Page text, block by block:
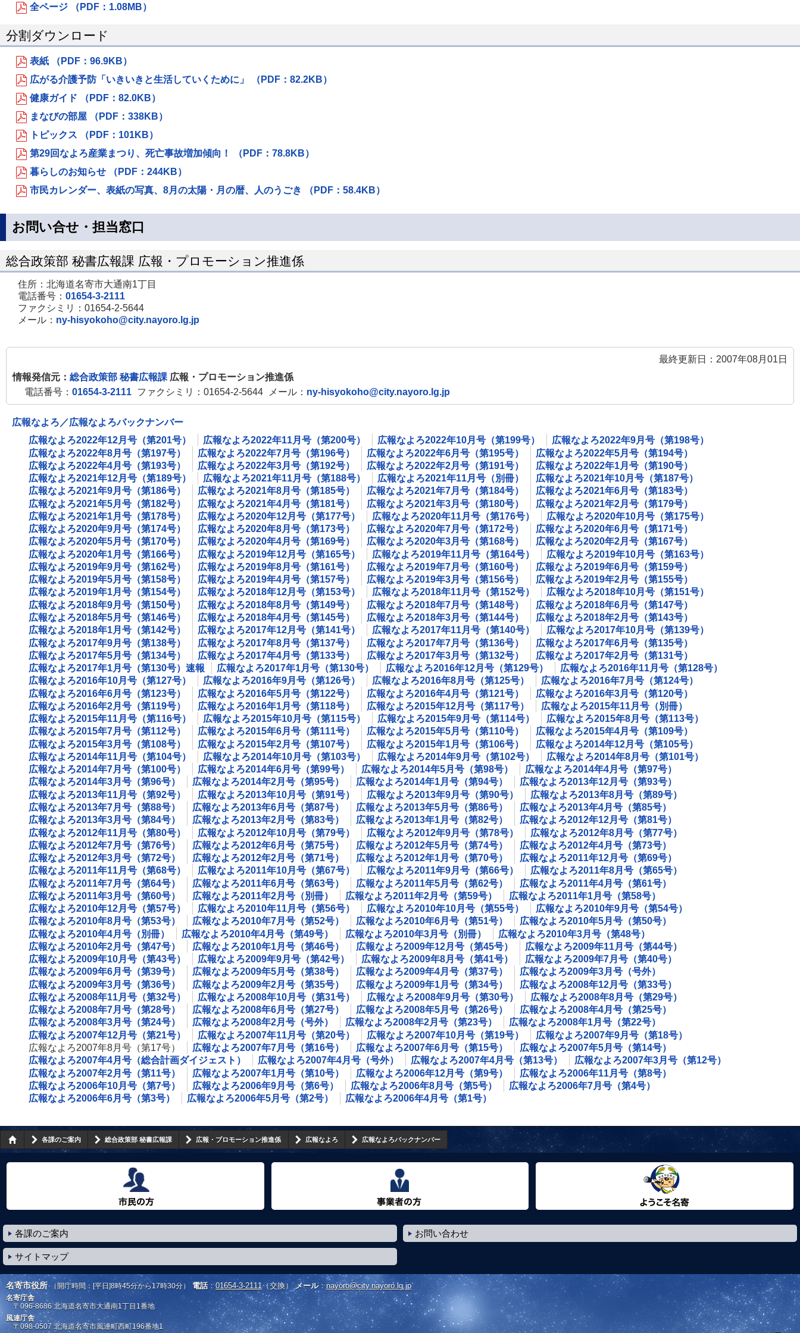
全ページ （PDF：1.08MB）
分割ダウンロード
表紙 （PDF：96.9KB）
広がる介護予防「いきいきと生活していくために」 （PDF：82.2KB）
健康ガイド （PDF：82.0KB）
まなびの部屋 （PDF：338KB）
トピックス （PDF：101KB）
第29回なよろ産業まつり、死亡事故増加傾向！ （PDF：78.8KB）
暮らしのお知らせ （PDF：244KB）
市民カレンダー、表紙の写真、8月の太陽・月の暦、人のうごき （PDF：58.4KB）
お問い合せ・担当窓口
総合政策部 秘書広報課 広報・プロモーション推進係
住所：北海道名寄市大通南1丁目
電話番号： 01654-3-2111
ファクシミリ：01654-2-5644
メール： ny-hisyokoho@city.nayoro.lg.jp
最終更新日：2007年08月01日
情報発信元： 総合政策部 秘書広報課 広報・プロモーション推進係
電話番号： 01654-3-2111 ファクシミリ：01654-2-5644 メール： ny-hisyokoho@city.nayoro.lg.jp
広報なよろ／広報なよろバックナンバー
広報なよろ2022年12月号（第201号）
広報なよろ2022年11月号（第200号） 広報なよろ2022年10月号（第199号）
広報なよろ2022年9月号（第198号）
広報なよろ2022年8月号（第197号）
広報なよろ2022年7月号（第196号） 広報なよろ2022年6月号（第195号）
広報なよろ2022年5月号（第194号）
広報なよろ2022年4月号（第193号）
広報なよろ2022年3月号（第192号） 広報なよろ2022年2月号（第191号）
広報なよろ2022年1月号（第190号）
広報なよろ2021年12月号（第189号）
広報なよろ2021年11月号（第188号） 広報なよろ2021年11月号（別冊）
広報なよろ2021年10月号（第187号）
広報なよろ2021年9月号（第186号）
広報なよろ2021年8月号（第185号） 広報なよろ2021年7月号（第184号）
広報なよろ2021年6月号（第183号）
広報なよろ2021年5月号（第182号）
広報なよろ2021年4月号（第181号） 広報なよろ2021年3月号（第180号）
広報なよろ2021年2月号（第179号）
広報なよろ2021年1月号（第178号）
広報なよろ2020年12月号（第177号） 広報なよろ2020年11月号（第176号）
広報なよろ2020年10月号（第175号）
広報なよろ2020年9月号（第174号）
広報なよろ2020年8月号（第173号） 広報なよろ2020年7月号（第172号）
広報なよろ2020年6月号（第171号）
広報なよろ2020年5月号（第170号）
広報なよろ2020年4月号（第169号） 広報なよろ2020年3月号（第168号）
広報なよろ2020年2月号（第167号）
広報なよろ2020年1月号（第166号）
広報なよろ2019年12月号（第165号） 広報なよろ2019年11月号（第164号）
広報なよろ2019年10月号（第163号）
広報なよろ2019年9月号（第162号）
広報なよろ2019年8月号（第161号） 広報なよろ2019年7月号（第160号）
広報なよろ2019年6月号（第159号）
広報なよろ2019年5月号（第158号）
広報なよろ2019年4月号（第157号） 広報なよろ2019年3月号（第156号）
広報なよろ2019年2月号（第155号）
広報なよろ2019年1月号（第154号）
広報なよろ2018年12月号（第153号） 広報なよろ2018年11月号（第152号）
広報なよろ2018年10月号（第151号）
広報なよろ2018年9月号（第150号）
広報なよろ2018年8月号（第149号） 広報なよろ2018年7月号（第148号）
広報なよろ2018年6月号（第147号）
広報なよろ2018年5月号（第146号）
広報なよろ2018年4月号（第145号） 広報なよろ2018年3月号（第144号）
広報なよろ2018年2月号（第143号）
広報なよろ2018年1月号（第142号）
広報なよろ2017年12月号（第141号） 広報なよろ2017年11月号（第140号）
広報なよろ2017年10月号（第139号）
広報なよろ2017年9月号（第138号）
広報なよろ2017年8月号（第137号） 広報なよろ2017年7月号（第136号）
広報なよろ2017年6月号（第135号）
広報なよろ2017年5月号（第134号）
広報なよろ2017年4月号（第133号） 広報なよろ2017年3月号（第132号）
広報なよろ2017年2月号（第131号）
広報なよろ2017年1月号（第130号）速報
広報なよろ2017年1月号（第130号） 広報なよろ2016年12月号（第129号）
広報なよろ2016年11月号（第128号）
広報なよろ2016年10月号（第127号）
広報なよろ2016年9月号（第126号） 広報なよろ2016年8月号（第125号）
広報なよろ2016年7月号（第124号）
広報なよろ2016年6月号（第123号）
広報なよろ2016年5月号（第122号） 広報なよろ2016年4月号（第121号）
広報なよろ2016年3月号（第120号）
広報なよろ2016年2月号（第119号）
広報なよろ2016年1月号（第118号） 広報なよろ2015年12月号（第117号）
広報なよろ2015年11月号（別冊）
広報なよろ2015年11月号（第116号）
広報なよろ2015年10月号（第115号） 広報なよろ2015年9月号（第114号）
広報なよろ2015年8月号（第113号）
広報なよろ2015年7月号（第112号）
広報なよろ2015年6月号（第111号） 広報なよろ2015年5月号（第110号）
広報なよろ2015年4月号（第109号）
広報なよろ2015年3月号（第108号）
広報なよろ2015年2月号（第107号） 広報なよろ2015年1月号（第106号）
広報なよろ2014年12月号（第105号）
広報なよろ2014年11月号（第104号）
広報なよろ2014年10月号（第103号） 広報なよろ2014年9月号（第102号）
広報なよろ2014年8月号（第101号）
広報なよろ2014年7月号（第100号）
広報なよろ2014年6月号（第99号） 広報なよろ2014年5月号（第98号）
広報なよろ2014年4月号（第97号）
広報なよろ2014年3月号（第96号）
広報なよろ2014年2月号（第95号） 広報なよろ2014年1月号（第94号）
広報なよろ2013年12月号（第93号）
広報なよろ2013年11月号（第92号）
広報なよろ2013年10月号（第91号） 広報なよろ2013年9月号（第90号）
広報なよろ2013年8月号（第89号）
広報なよろ2013年7月号（第88号）
広報なよろ2013年6月号（第87号） 広報なよろ2013年5月号（第86号）
広報なよろ2013年4月号（第85号）
広報なよろ2013年3月号（第84号）
広報なよろ2013年2月号（第83号） 広報なよろ2013年1月号（第82号）
広報なよろ2012年12月号（第81号）
広報なよろ2012年11月号（第80号）
広報なよろ2012年10月号（第79号） 広報なよろ2012年9月号（第78号）
広報なよろ2012年8月号（第77号）
広報なよろ2012年7月号（第76号）
広報なよろ2012年6月号（第75号） 広報なよろ2012年5月号（第74号）
広報なよろ2012年4月号（第73号）
広報なよろ2012年3月号（第72号）
広報なよろ2012年2月号（第71号） 広報なよろ2012年1月号（第70号）
広報なよろ2011年12月号（第69号）
広報なよろ2011年11月号（第68号）
広報なよろ2011年10月号（第67号） 広報なよろ2011年9月号（第66号）
広報なよろ2011年8月号（第65号）
広報なよろ2011年7月号（第64号）
広報なよろ2011年6月号（第63号） 広報なよろ2011年5月号（第62号）
広報なよろ2011年4月号（第61号）
広報なよろ2011年3月号（第60号）
広報なよろ2011年2月号（別冊） 広報なよろ2011年2月号（第59号）
広報なよろ2011年1月号（第58号）
広報なよろ2010年12月号（第57号）
広報なよろ2010年11月号（第56号） 広報なよろ2010年10月号（第55号）
広報なよろ2010年9月号（第54号）
広報なよろ2010年8月号（第53号）
広報なよろ2010年7月号（第52号） 広報なよろ2010年6月号（第51号）
広報なよろ2010年5月号（第50号）
広報なよろ2010年4月号（別冊）
広報なよろ2010年4月号（第49号） 広報なよろ2010年3月号（別冊）
広報なよろ2010年3月号（第48号）
広報なよろ2010年2月号（第47号）
広報なよろ2010年1月号（第46号） 広報なよろ2009年12月号（第45号）
広報なよろ2009年11月号（第44号）
広報なよろ2009年10月号（第43号）
広報なよろ2009年9月号（第42号） 広報なよろ2009年8月号（第41号）
広報なよろ2009年7月号（第40号）
広報なよろ2009年6月号（第39号）
広報なよろ2009年5月号（第38号） 広報なよろ2009年4月号（第37号）
広報なよろ2009年3月号（号外）
広報なよろ2009年3月号（第36号）
広報なよろ2009年2月号（第35号） 広報なよろ2009年1月号（第34号）
広報なよろ2008年12月号（第33号）
広報なよろ2008年11月号（第32号）
広報なよろ2008年10月号（第31号） 広報なよろ2008年9月号（第30号）
広報なよろ2008年8月号（第29号）
広報なよろ2008年7月号（第28号）
広報なよろ2008年6月号（第27号） 広報なよろ2008年5月号（第26号）
広報なよろ2008年4月号（第25号）
広報なよろ2008年3月号（第24号）
広報なよろ2008年2月号（号外） 広報なよろ2008年2月号（第23号）
広報なよろ2008年1月号（第22号）
広報なよろ2007年12月号（第21号）
広報なよろ2007年11月号（第20号） 広報なよろ2007年10月号（第19号）
広報なよろ2007年9月号（第18号）
広報なよろ2007年8月号（第17号）
広報なよろ2007年7月号（第16号） 広報なよろ2007年6月号（第15号）
広報なよろ2007年5月号（第14号）
広報なよろ2007年4月号（総合計画ダイジェスト）
広報なよろ2007年4月号（号外） 広報なよろ2007年4月号（第13号）
広報なよろ2007年3月号（第12号）
広報なよろ2007年2月号（第11号）
広報なよろ2007年1月号（第10号） 広報なよろ2006年12月号（第9号）
広報なよろ2006年11月号（第8号）
広報なよろ2006年10月号（第7号）
広報なよろ2006年9月号（第6号） 広報なよろ2006年8月号（第5号）
広報なよろ2006年7月号（第4号）
広報なよろ2006年6月号（第3号）
広報なよろ2006年5月号（第2号） 広報なよろ2006年4月号（第1号）
各課のご案内 総合政策部 秘書広報課 広報・プロモーション推進係 広報なよろ 広報なよろバックナンバー
各課のご案内 お問い合わせ
サイトマップ
名寄市役所 （開庁時間：[平日]8時45分から17時30分） 電話 ：01654-3-2111（交換） メール：nayoro@city.nayoro.lg.jp
名寄庁舎
〒096-8686 北海道名寄市大通南1丁目1番地
風連庁舎
〒098-0507 北海道名寄市風連町西町196番地1